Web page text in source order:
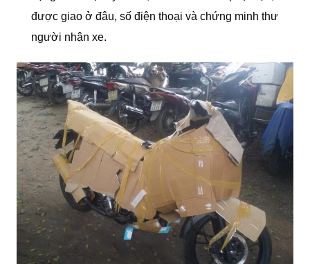
được giao ở đâu, số điện thoại và chứng minh thư
người nhận xe.